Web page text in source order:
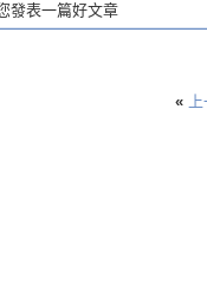
發表一篇好文章
«